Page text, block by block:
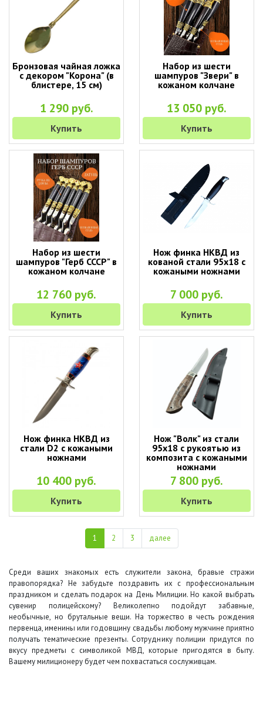
Бронзовая чайная ложка
с декором "Корона" (в
блистере, 15 см)
1 290 руб.
Купить
Набор из шести
шампуров "Звери" в
кожаном колчане
13 050 руб.
Купить
Набор из шести
шампуров "Герб СССР" в
кожаном колчане
12 760 руб.
Купить
Нож финка НКВД из
кованой стали 95х18 с
кожаными ножнами
7 000 руб.
Купить
Нож финка НКВД из
стали D2 с кожаными
ножнами
10 400 руб.
Купить
Нож "Волк" из стали
95х18 с рукоятью из
композита с кожаными
ножнами
7 800 руб.
Купить
1 2 3 далее
Среди ваших знакомых есть служители закона, бравые стражи
правопорядка? Не забудьте поздравить их с профессиональным
праздником и сделать подарок на День Милиции. Но какой выбрать
сувенир полицейскому? Великолепно подойдут забавные,
необычные, но брутальные вещи. На торжество в честь рождения
первенца, именины или годовщину свадьбы любому мужчине приятно
получать тематические презенты. Сотруднику полиции придутся по
вкусу предметы с символикой МВД, которые пригодятся в быту.
Вашему милиционеру будет чем похвастаться сослуживцам.